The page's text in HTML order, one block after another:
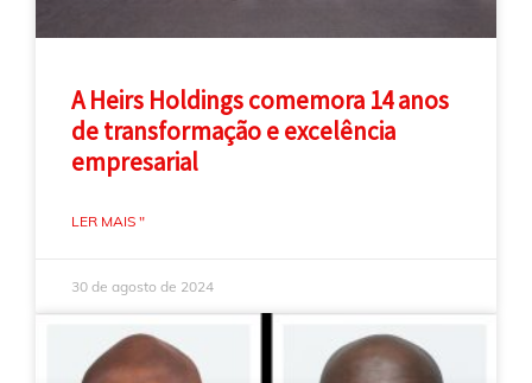
A Heirs Holdings comemora 14 anos
de transformação e excelência
empresarial
LER MAIS "
30 de agosto de 2024